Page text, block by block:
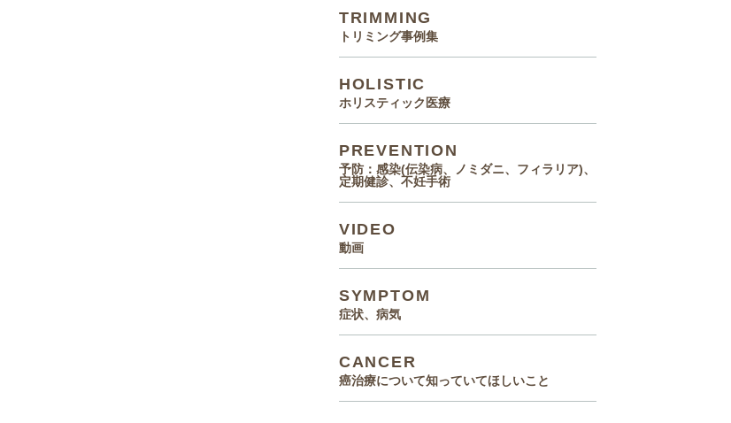
TRIMMING
トリミング事例集
HOLISTIC
ホリスティック医療
PREVENTION
予防：感染(伝染病、ノミダニ、フィラリア)、
定期健診、不妊手術
VIDEO
動画
SYMPTOM
症状、病気
CANCER
癌治療について知っていてほしいこと